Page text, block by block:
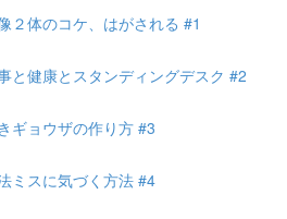
２体のコケ、はがされる #1
と健康とスタンディングデスク #2
ギョウザの作り方 #3
ミスに気づく方法 #4